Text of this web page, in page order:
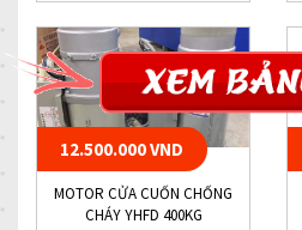
12.500.000 VND
MOTOR CỬA CUỐN CHỐNG
CHÁY YHFD 400KG